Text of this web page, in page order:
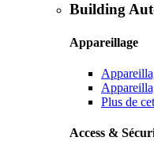
Building
Appareillage
Plus de
Access &